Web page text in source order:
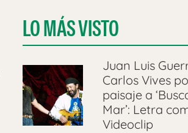
LO MÁS VISTO
Juan Luis
Carlos Vives
paisaje a
Mar’: Letra
Videoclip